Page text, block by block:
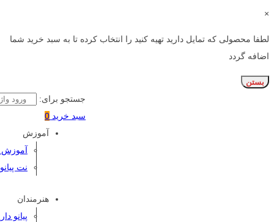
×
لطفا محصولی که تمایل دارید تهیه کنید را انتخاب کرده تا به سبد خرید شما
اضافه گردد
بستن
جستجو برای:
سبد خرید 0
آموزش
آموزش
نت پیانو
هنرمندان
پیانو